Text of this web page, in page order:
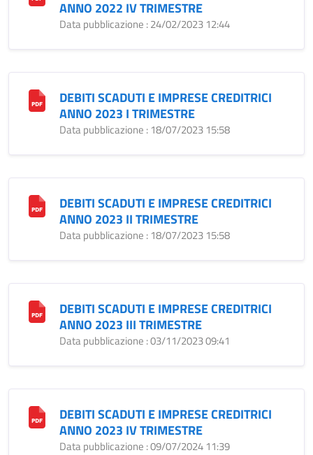
ANNO 2022 IV TRIMESTRE
Data pubblicazione : 24/02/2023 12:44
DEBITI SCADUTI E IMPRESE CREDITRICI
ANNO 2023 I TRIMESTRE
Data pubblicazione : 18/07/2023 15:58
DEBITI SCADUTI E IMPRESE CREDITRICI
ANNO 2023 II TRIMESTRE
Data pubblicazione : 18/07/2023 15:58
DEBITI SCADUTI E IMPRESE CREDITRICI
ANNO 2023 III TRIMESTRE
Data pubblicazione : 03/11/2023 09:41
DEBITI SCADUTI E IMPRESE CREDITRICI
ANNO 2023 IV TRIMESTRE
Data pubblicazione : 09/07/2024 11:39